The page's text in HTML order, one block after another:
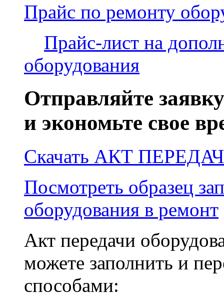
Прайс по ремонту
Прайс-лист на
оборудования
Отправляйте
и экономьте свое
Скачать АКТ
Посмотреть образец
оборудования в ремонт
Акт передачи
можете заполнить и
способами: